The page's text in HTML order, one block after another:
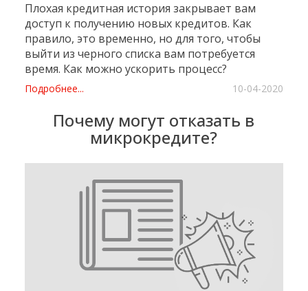
Плохая кредитная история закрывает вам
доступ к получению новых кредитов. Как
правило, это временно, но для того, чтобы
выйти из черного списка вам потребуется
время. Как можно ускорить процесс?
Подробнее... 10-04-2020
Почему могут отказать в
микрокредите?